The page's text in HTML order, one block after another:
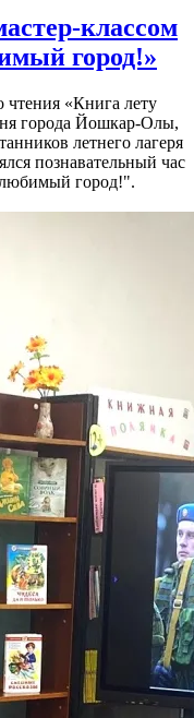
классом
город!»
чтения «Книга лету
города Йошкар-Олы,
летнего лагеря
познавательный час
город!".